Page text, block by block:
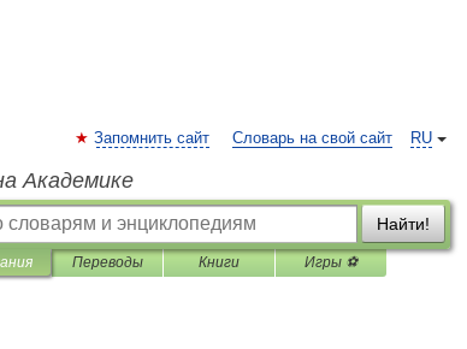
RU
Запомнить сайт Словарь на свой сайт
Академике
Найти!
Переводы Книги Игры ⚽